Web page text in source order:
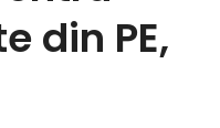
din PE,